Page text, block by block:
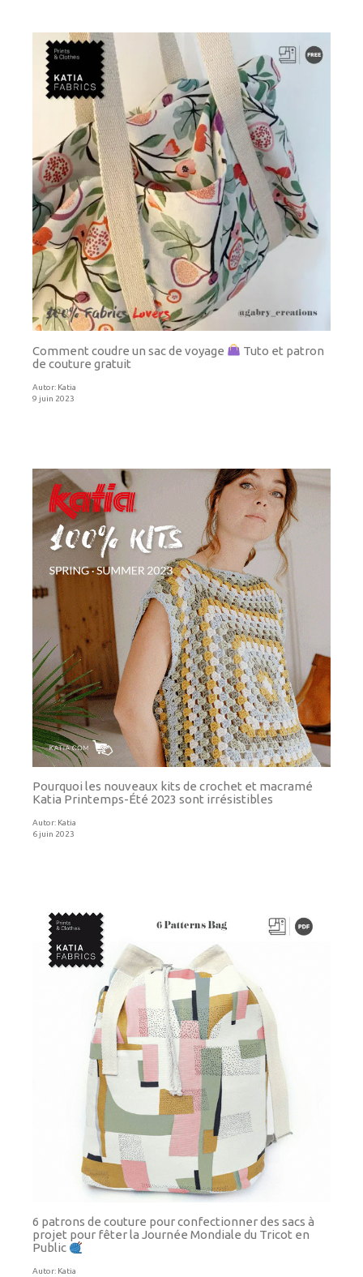
Comment coudre un sac de voyage
Tuto et patron
de couture gratuit
Autor: Katia
9 juin 2023
Pourquoi les nouveaux kits de crochet et macramé
Katia Printemps-Été 2023 sont irrésistibles
Autor: Katia
6 juin 2023
6 patrons de couture pour confectionner des sacs à
projet pour fêter la Journée Mondiale du Tricot en
Public
Autor: Katia